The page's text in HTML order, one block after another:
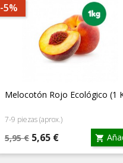
Melocotón Rojo Ecológico (1
7-9 piezas (aprox.)
Precio
base
5,95 € Precio
5,65 € 
-5%
Vista rápida